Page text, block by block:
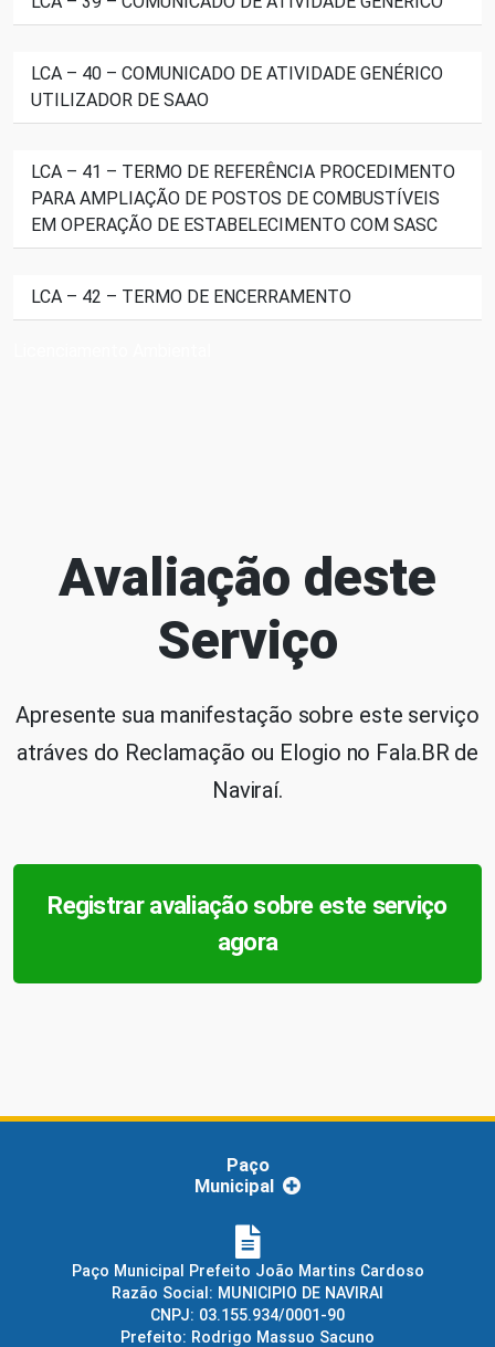
LCA – 40 – COMUNICADO DE ATIVIDADE GENÉRICO
UTILIZADOR DE SAAO
LCA – 41 – TERMO DE REFERÊNCIA PROCEDIMENTO
PARA AMPLIAÇÃO DE POSTOS DE COMBUSTÍVEIS
EM OPERAÇÃO DE ESTABELECIMENTO COM SASC
LCA – 42 – TERMO DE ENCERRAMENTO
Avaliação deste
Serviço
Apresente sua manifestação sobre este serviço
atráves do Reclamação ou Elogio no Fala.BR de
Naviraí.
Registrar avaliação sobre este serviço
agora
Paço
Municipal
Paço Municipal Prefeito João Martins Cardoso
Razão Social: MUNICIPIO DE NAVIRAI
CNPJ: 03.155.934/0001-90
Prefeito: Rodrigo Massuo Sacuno